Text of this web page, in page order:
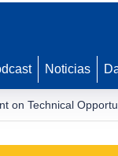
Noticias
on Technical